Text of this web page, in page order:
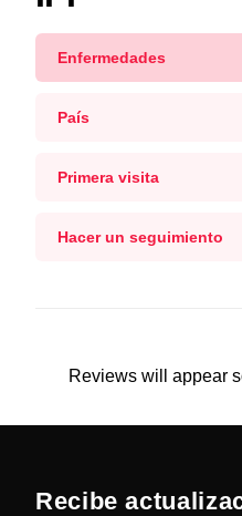
Enfermedades
País
Primera visita
Hacer un seguimiento
Reviews will appear
Recibe